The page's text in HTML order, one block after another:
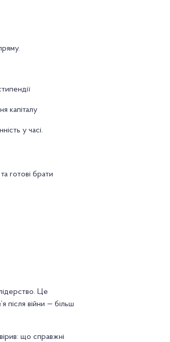
капіталу
у часі.
готові брати
Це
після війни — більш
що справжні